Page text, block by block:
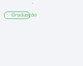
Graduação